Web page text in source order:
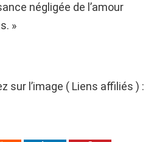
négligée de l’amour
»
sur l’image ( Liens affiliés ) :